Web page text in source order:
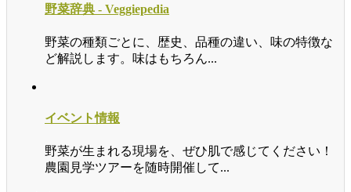
野菜辞典 - Veggiepedia
野菜の種類ごとに、歴史、品種の違い、味の特徴な
ど解説します。味はもちろん...
イベント情報
野菜が生まれる現場を、ぜひ肌で感じてください！
農園見学ツアーを随時開催して...